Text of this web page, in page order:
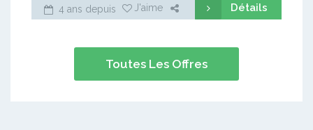
4 ans depuis J'aime Détails
Toutes Les Offres